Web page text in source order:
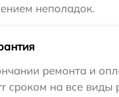
неполадок.
ремонта и
сроком на все виды